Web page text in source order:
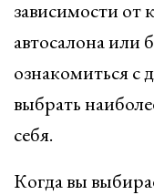
зависимости от
автосалона или
ознакомиться с
выбрать
себя.
Когда вы